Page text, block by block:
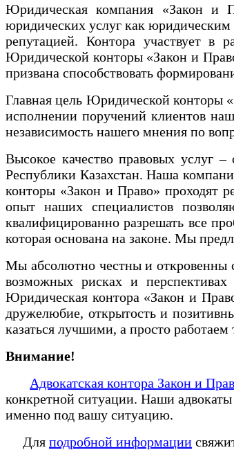
Юридическая компания «Закон и
юридических услуг как
репутацией. Контора участвует в
Юридической конторы «Закон и
призвана способствовать
Главная цель Юридической конторы
исполнении поручений клиентов
независимость нашего мнения по
Высокое качество правовых услуг
Республики Казахстан. Наша
конторы «Закон и Право» проходят
опыт наших специалистов
квалифицированно разрешать все
которая основана на законе. Мы
Мы абсолютно честны и откровенны
возможных рисках и перспективах
Юридическая контора «Закон и
дружелюбие, открытость и
казаться лучшими, а просто
Внимание!
Адвокатская контора Закон и
конкретной ситуации. Наши
именно под вашу ситуацию.
Для подробной информации